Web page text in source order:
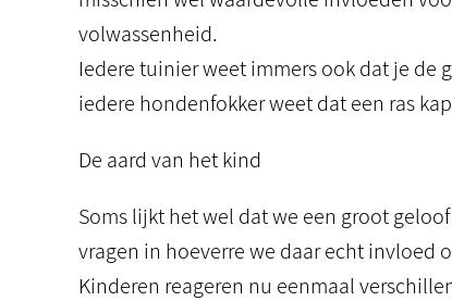
volwassenheid.
Iedere tuinier weet immers ook dat je de
iedere hondenfokker weet dat een ras
De aard van het kind
Soms lijkt het wel dat we een groot
vragen in hoeverre we daar echt invloed
Kinderen reageren nu eenmaal